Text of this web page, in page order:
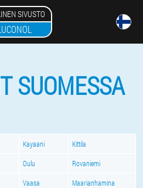
SIVUSTO
SUOMESSA
Kayaani Kittila
Oulu Rovaniemi
Vaasa Maarianhamina